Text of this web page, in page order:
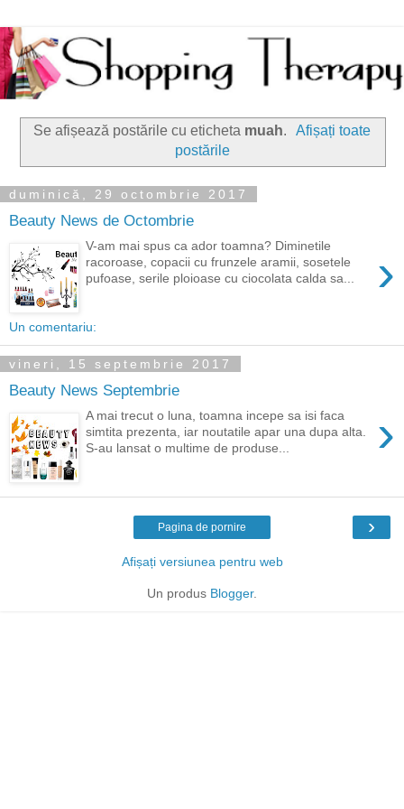
Se afișează postările cu eticheta muah.
Afișați toate
postările
duminică, 29 octombrie 2017
Beauty News de Octombrie
›
V-am mai spus ca ador toamna? Diminetile
racoroase, copacii cu frunzele aramii, sosetele
pufoase, serile ploioase cu ciocolata calda sa...
Un comentariu:
vineri, 15 septembrie 2017
Beauty News Septembrie
›
A mai trecut o luna, toamna incepe sa isi faca
simtita prezenta, iar noutatile apar una dupa alta.
S-au lansat o multime de produse...
›
Pagina de pornire
Afișați versiunea pentru web
Un produs Blogger.